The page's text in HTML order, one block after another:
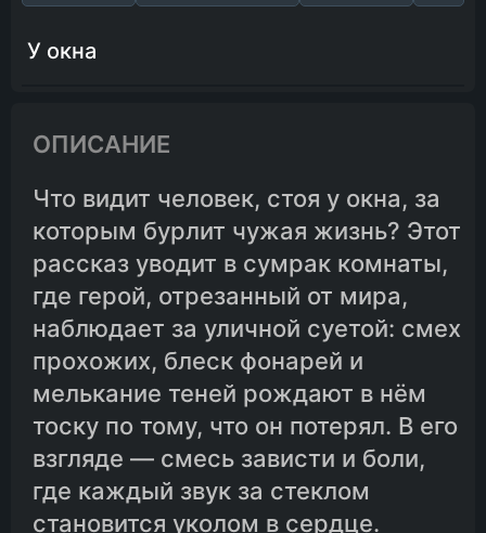
Исполнители
У окна
ОПИСАНИЕ
Что видит человек, стоя у окна, за
которым бурлит чужая жизнь? Этот
рассказ уводит в сумрак комнаты,
где герой, отрезанный от мира,
наблюдает за уличной суетой: смех
прохожих, блеск фонарей и
мелькание теней рождают в нём
тоску по тому, что он потерял. В его
взгляде — смесь зависти и боли,
где каждый звук за стеклом
становится уколом в сердце.